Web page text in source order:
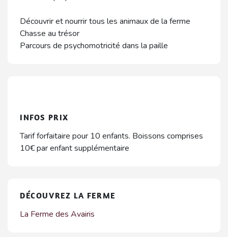
Découvrir et nourrir tous les animaux de la ferme
Chasse au trésor
Parcours de psychomotricité dans la paille
INFOS PRIX
Tarif forfaitaire pour 10 enfants. Boissons comprises
10€ par enfant supplémentaire
DÉCOUVREZ LA FERME
La Ferme des Avairis